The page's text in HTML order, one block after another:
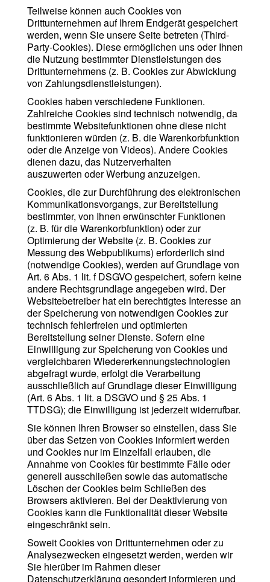
Teilweise können auch Cookies von
Drittunternehmen auf Ihrem Endgerät gespeichert
werden, wenn Sie unsere Seite betreten (Third-
Party-Cookies). Diese ermöglichen uns oder Ihnen
die Nutzung bestimmter Dienstleistungen des
Drittunternehmens (z. B. Cookies zur Abwicklung
von Zahlungsdienstleistungen).
Cookies haben verschiedene Funktionen.
Zahlreiche Cookies sind technisch notwendig, da
bestimmte Websitefunktionen ohne diese nicht
funktionieren würden (z. B. die Warenkorbfunktion
oder die Anzeige von Videos). Andere Cookies
dienen dazu, das Nutzerverhalten
auszuwerten oder Werbung anzuzeigen.
Cookies, die zur Durchführung des elektronischen
Kommunikationsvorgangs, zur Bereitstellung
bestimmter, von Ihnen erwünschter Funktionen
(z. B. für die Warenkorbfunktion) oder zur
Optimierung der Website (z. B. Cookies zur
Messung des Webpublikums) erforderlich sind
(notwendige Cookies), werden auf Grundlage von
Art. 6 Abs. 1 lit. f DSGVO gespeichert, sofern keine
andere Rechtsgrundlage angegeben wird. Der
Websitebetreiber hat ein berechtigtes Interesse an
der Speicherung von notwendigen Cookies zur
technisch fehlerfreien und optimierten
Bereitstellung seiner Dienste. Sofern eine
Einwilligung zur Speicherung von Cookies und
vergleichbaren Wiedererkennungstechnologien
abgefragt wurde, erfolgt die Verarbeitung
ausschließlich auf Grundlage dieser Einwilligung
(Art. 6 Abs. 1 lit. a DSGVO und § 25 Abs. 1
TTDSG); die Einwilligung ist jederzeit widerrufbar.
Sie können Ihren Browser so einstellen, dass Sie
über das Setzen von Cookies informiert werden
und Cookies nur im Einzelfall erlauben, die
Annahme von Cookies für bestimmte Fälle oder
generell ausschließen sowie das automatische
Löschen der Cookies beim Schließen des
Browsers aktivieren. Bei der Deaktivierung von
Cookies kann die Funktionalität dieser Website
eingeschränkt sein.
Soweit Cookies von Drittunternehmen oder zu
Analysezwecken eingesetzt werden, werden wir
Sie hierüber im Rahmen dieser
Datenschutzerklärung gesondert informieren und